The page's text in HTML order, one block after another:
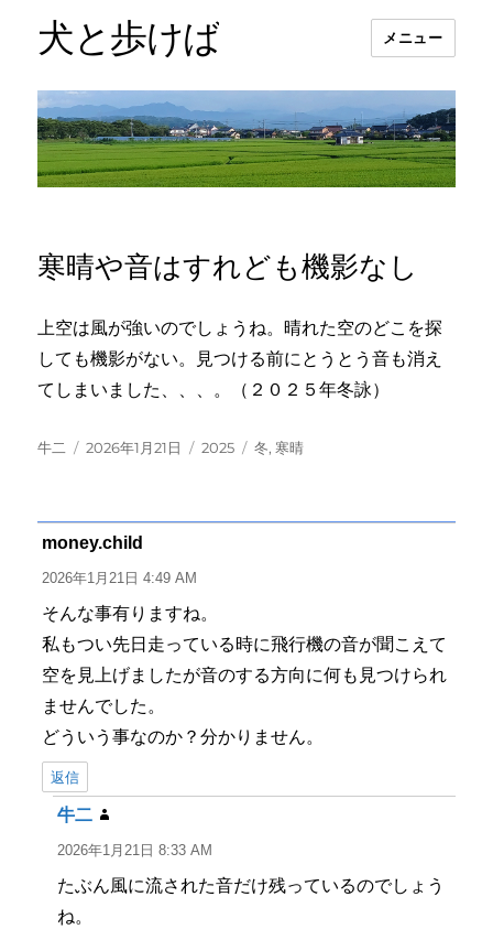
犬と歩けば メニュー
寒晴や音はすれども機影なし
上空は風が強いのでしょうね。晴れた空のどこを探
しても機影がない。見つける前にとうとう音も消え
てしまいました、、、。（２０２５年冬詠）
投
牛二
投
2026年1月21日
カ
2025
タ
冬,寒晴
money.child
り:
2026年1月21日 4:49 AM
そんな事有りますね。
私もつい先日走っている時に飛行機の音が聞こえて
空を見上げましたが音のする方向に何も見つけられ
ませんでした。
どういう事なのか？分かりません。
返信
牛二
り:
2026年1月21日 8:33 AM
たぶん風に流された音だけ残っているのでしょう
ね。